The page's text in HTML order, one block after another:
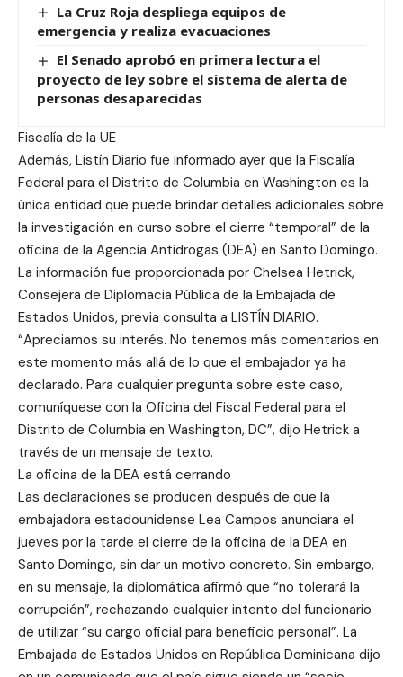
La Cruz Roja despliega equipos de
emergencia y realiza evacuaciones
El Senado aprobó en primera lectura el
proyecto de ley sobre el sistema de alerta de
personas desaparecidas
Fiscalía de la UE
Además, Listín Diario fue informado ayer que la Fiscalía
Federal para el Distrito de Columbia en Washington es la
única entidad que puede brindar detalles adicionales sobre
la investigación en curso sobre el cierre “temporal” de la
oficina de la Agencia Antidrogas (DEA) en Santo Domingo.
La información fue proporcionada por Chelsea Hetrick,
Consejera de Diplomacia Pública de la Embajada de
Estados Unidos, previa consulta a LISTÍN DIARIO.
“Apreciamos su interés. No tenemos más comentarios en
este momento más allá de lo que el embajador ya ha
declarado. Para cualquier pregunta sobre este caso,
comuníquese con la Oficina del Fiscal Federal para el
Distrito de Columbia en Washington, DC”, dijo Hetrick a
través de un mensaje de texto.
La oficina de la DEA está cerrando
Las declaraciones se producen después de que la
embajadora estadounidense Lea Campos anunciara el
jueves por la tarde el cierre de la oficina de la DEA en
Santo Domingo, sin dar un motivo concreto. Sin embargo,
en su mensaje, la diplomática afirmó que “no tolerará la
corrupción”, rechazando cualquier intento del funcionario
de utilizar “su cargo oficial para beneficio personal”. La
Embajada de Estados Unidos en República Dominicana dijo